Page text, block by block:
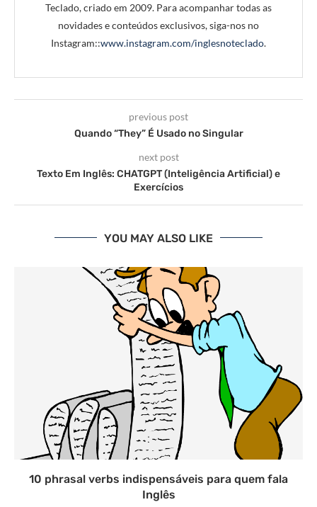
Teclado, criado em 2009. Para acompanhar todas as
novidades e conteúdos exclusivos, siga-nos no
Instagram::www.instagram.com/inglesnoteclado.
previous post
Quando “They” É Usado no Singular
next post
Texto Em Inglês: CHATGPT (Inteligência Artificial) e
Exercícios
YOU MAY ALSO LIKE
10 phrasal verbs indispensáveis para quem fala
Inglês